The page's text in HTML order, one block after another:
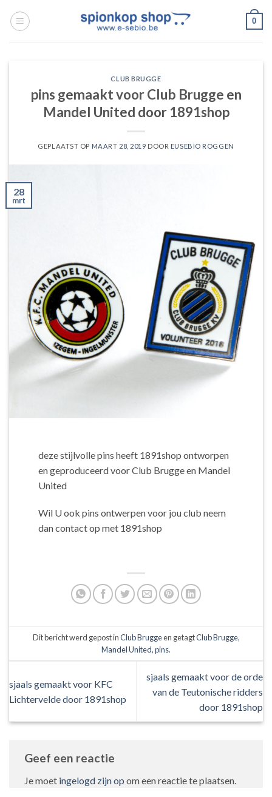
naar
0
CLUB BRUGGE
pins gemaakt voor Club Brugge en
Mandel United door 1891shop
GEPLAATST OP MAART 28, 2019 DOOR EUSEBIO ROGGEN
28
mrt
deze stijlvolle pins heeft 1891shop ontworpen
en geproduceerd voor Club Brugge en Mandel
United
Wil U ook pins ontwerpen voor jou club neem
dan contact op met 1891shop
Dit bericht werd gepost inClub Bruggeen getagtClub Brugge,
Mandel United,pins.
sjaals gemaakt voor KFC
Lichtervelde door 1891shop
sjaals gemaakt voor de orde
van de Teutonische ridders
door 1891shop
Geef een reactie
Je moet ingelogd zijn op om een reactie te plaatsen.